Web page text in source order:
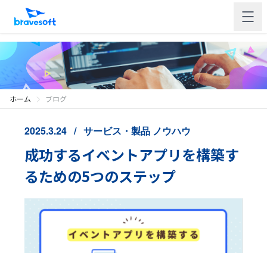
ホーム ブログ
2025.3.24 サービス・製品 ノウハウ
成功するイベントアプリを構築す
るための5つのステップ